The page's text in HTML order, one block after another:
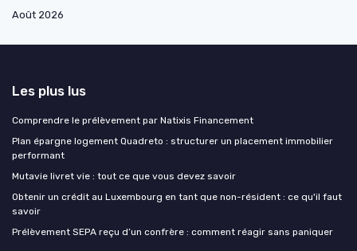
Août 2026
Les plus lus
Comprendre le prélèvement par Natixis Financement
Plan épargne logement Quadreto : structurer un placement immobilier
performant
Mutavie livret vie : tout ce que vous devez savoir
Obtenir un crédit au Luxembourg en tant que non-résident : ce qu'il faut
savoir
Prélèvement SEPA reçu d’un confrère : comment réagir sans paniquer